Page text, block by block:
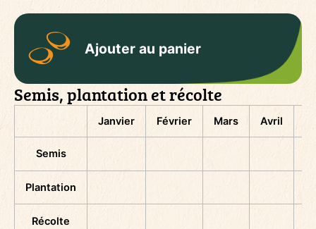
Ajouter au panier
Semis, plantation et récolte
Janvier Février Mars Avril
Semis
Plantation
Récolte